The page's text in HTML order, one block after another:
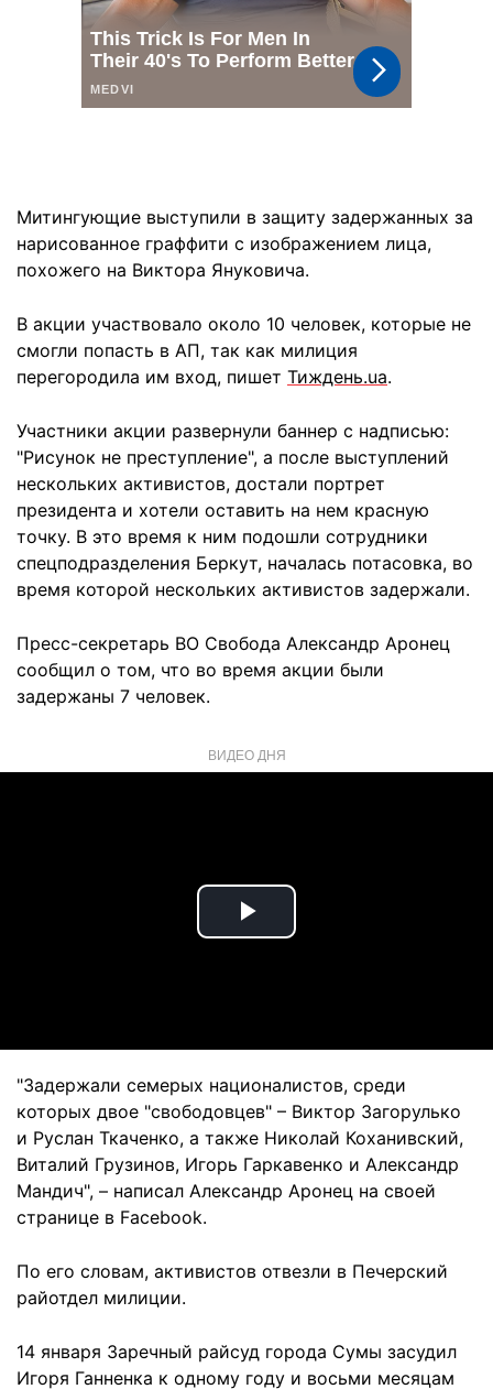
Митингующие выступили в защиту задержанных за
нарисованное граффити с изображением лица,
похожего на Виктора Януковича.
В акции участвовало около 10 человек, которые не
смогли попасть в АП, так как милиция
перегородила им вход, пишет Тиждень.ua.
Участники акции развернули баннер с надписью:
"Рисунок не преступление", а после выступлений
нескольких активистов, достали портрет
президента и хотели оставить на нем красную
точку. В это время к ним подошли сотрудники
спецподразделения Беркут, началась потасовка, во
время которой нескольких активистов задержали.
Пресс-секретарь ВО Свобода Александр Аронец
сообщил о том, что во время акции были
задержаны 7 человек.
ВИДЕО ДНЯ
Play
"Задержали семерых националистов, среди
которых двое "свободовцев" – Виктор Загорулько
и Руслан Ткаченко, а также Николай Коханивский,
Виталий Грузинов, Игорь Гаркавенко и Александр
Мандич", – написал Александр Аронец на своей
странице в Facebook.
По его словам, активистов отвезли в Печерский
райотдел милиции.
14 января Заречный райсуд города Сумы засудил
Игоря Ганненка к одному году и восьми месяцам